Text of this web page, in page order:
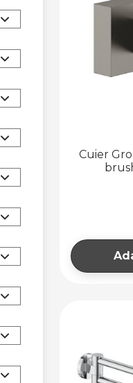
Cuier